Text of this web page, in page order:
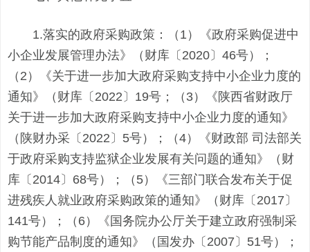
1.落实的政府采购政策：（1）《政府采购促进中
小企业发展管理办法》（财库〔2020〕46号）；
（2）《关于进一步加大政府采购支持中小企业力度的
通知》（财库〔2022〕19号；（3）《陕西省财政厅
关于进一步加大政府采购支持中小企业力度的通知》
（陕财办采〔2022〕5号）；（4）《财政部 司法部关
于政府采购支持监狱企业发展有关问题的通知》（财
库〔2014〕68号）；（5）《三部门联合发布关于促
进残疾人就业政府采购政策的通知》（财库〔2017〕
141号）；（6）《国务院办公厅关于建立政府强制采
购节能产品制度的通知》（国发办〔2007〕51号）；